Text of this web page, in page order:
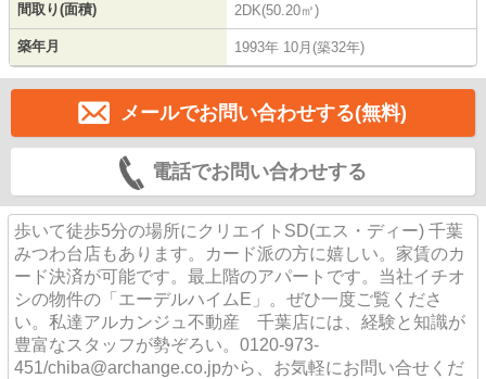
間取り(面積) 2DK(50.20㎡)
築年月 1993年 10月(築32年)
メールでお問い合わせする(無料)
電話でお問い合わせする
歩いて徒歩5分の場所にクリエイトSD(エス・ディー) 千葉
みつわ台店もあります。カード派の方に嬉しい。家賃のカ
ード決済が可能です。最上階のアパートです。当社イチオ
シの物件の「エーデルハイムE」。ぜひ一度ご覧くださ
い。私達アルカンジュ不動産 千葉店には、経験と知識が
豊富なスタッフが勢ぞろい。0120-973-
451/chiba@archange.co.jpから、お気軽にお問い合せくだ